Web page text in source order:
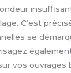
C’est
se
vos ouvrages